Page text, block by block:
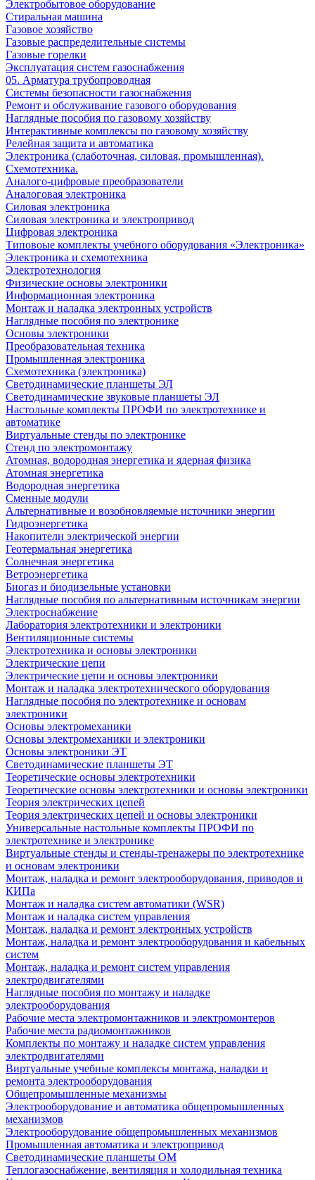
Электробытовое оборудование
Стиральная машина
Газовое хозяйство
Газовые распределительные системы
Газовые горелки
Эксплуатация систем газоснабжения
05. Арматура трубопроводная
Системы безопасности газоснабжения
Ремонт и обслуживание газового оборудования
Наглядные пособия по газовому хозяйству
Интерактивные комплексы по газовому хозяйству
Релейная защита и автоматика
Электроника (слаботочная, силовая, промышленная).
Схемотехника.
Аналого-цифровые преобразователи
Аналоговая электроника
Cиловая электроника
Cиловая электроника и электропривод
Цифровая электроника
Типовоые комплекты учебного оборудования «Электроника»
Электроника и схемотехника
Электротехнология
Физические основы электроники
Информационная электроника
Монтаж и наладка электронных устройств
Наглядные пособия по электронике
Основы электроники
Преобразовательная техника
Промышленная электроника
Схемотехника (электроника)
Светодинамические планшеты ЭЛ
Светодинамические звуковые планшеты ЭЛ
Настольные комплекты ПРОФИ по электротехнике и
автоматике
Виртуальные стенды по электронике
Стенд по электромонтажу
Атомная, водородная энергетика и ядерная физика
Атомная энергетика
Водородная энергетика
Сменные модули
Альтернативные и возобновляемые источники энергии
Гидроэнергетика
Накопители электрической энергии
Геотермальная энергетика
Солнечная энергетика
Ветроэнергетика
Биогаз и биодизельные установки
Наглядные пособия по альтернативным источникам энергии
Электроснабжение
Лаборатория электротехники и электроники
Вентиляционные системы
Электротехника и основы электроники
Электрические цепи
Электрические цепи и основы электроники
Монтаж и наладка электротехнического оборудования
Наглядные пособия по электротехнике и основам
электроники
Основы электромеханики
Основы электромеханики и электроники
Основы электроники ЭТ
Светодинамические планшеты ЭТ
Теоретические основы электротехники
Теоретические основы электротехники и основы электроники
Теория электрических цепей
Теория электрических цепей и основы электроники
Универсальные настольные комплекты ПРОФИ по
электротехнике и электронике
Виртуальные стенды и стенды-тренажеры по электротехнике
и основам электроники
Монтаж, наладка и ремонт электрооборудования, приводов и
КИПа
Монтаж и наладка систем автоматики (WSR)
Монтаж и наладка систем управления
Монтаж, наладка и ремонт электронных устройств
Монтаж, наладка и ремонт электрооборудования и кабельных
систем
Монтаж, наладка и ремонт систем управления
электродвигателями
Наглядные пособия по монтажу и наладке
электрооборудования
Рабочие места электромонтажников и электромонтеров
Рабочие места радиомонтажников
Комплекты по монтажу и наладке систем управления
электродвигателями
Виртуальные учебные комплексы монтажа, наладки и
ремонта электрооборудования
Общепромышленные механизмы
Электрооборудование и автоматика общепромышленных
механизмов
Электрооборудование общепромышленных механизмов
Промышленная автоматика и электропривод
Светодинамические планшеты ОМ
Теплогазоснабжение, вентиляция и холодильная техника